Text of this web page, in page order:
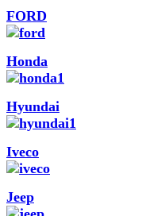
FORD
Honda
Hyundai
Iveco
Jeep